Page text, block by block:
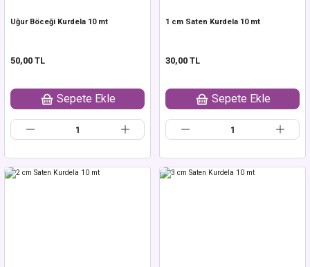
Uğur Böceği Kurdela 10 mt
50,00 TL
Sepete Ekle
1 cm Saten Kurdela 10 mt
30,00 TL
Sepete Ekle